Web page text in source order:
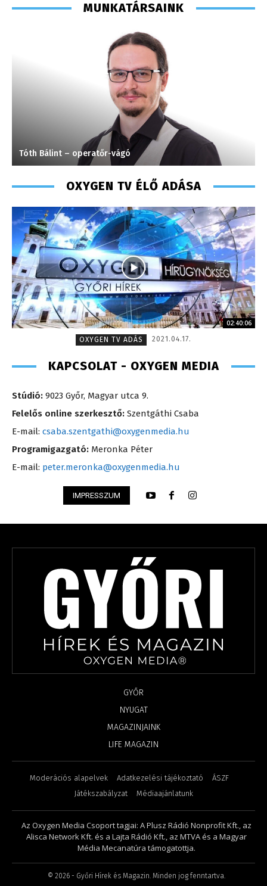
MUNKATÁRSAINK
Tóth Bálint – operatőr-vágó
OXYGEN TV ÉLŐ ADÁSA
02:40:06
OXYGEN TV ADÁS
2021.04.17.
KAPCSOLAT - OXYGEN MEDIA
Stúdió: 9023 Győr, Magyar utca 9.
Felelős online szerkesztő: Szentgáthi Csaba
E-mail: csaba.szentgathi@oxygenmedia.hu
Programigazgató: Meronka Péter
E-mail: peter.meronka@oxygenmedia.hu
IMPRESSZUM
GYŐR
NYUGAT
MAGAZINJAINK
LIFE MAGAZIN
Moderációs alapelvek Adatkezelési tájékoztató
ÁSZF
Játékszabályzat
Médiaajánlatunk
Az Oxygen Media Csoport tagjai: A Plusz Rádió Nonprofit Kft., az
Alisca Network Kft. és a Lajta Rádió Kft., az MTVA és a Magyar
Média Mecanatúra támogatottja.
© 2026 - Győri Hírek és Magazin. Minden jog fenntartva.